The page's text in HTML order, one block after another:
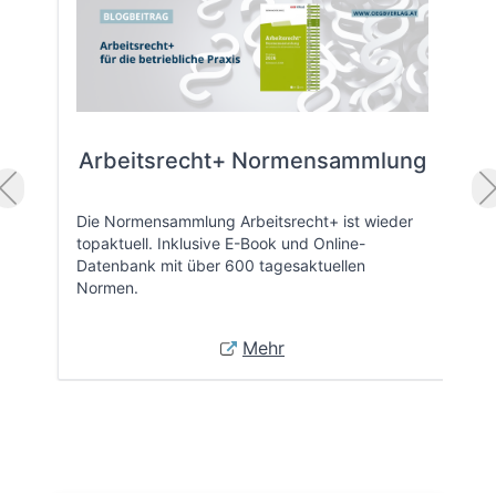
Arbeitsrecht+ Normensammlung
Die Normensammlung Arbeitsrecht+ ist wieder
topaktuell. Inklusive E-Book und Online-
Datenbank mit über 600 tagesaktuellen
Normen.
Mehr